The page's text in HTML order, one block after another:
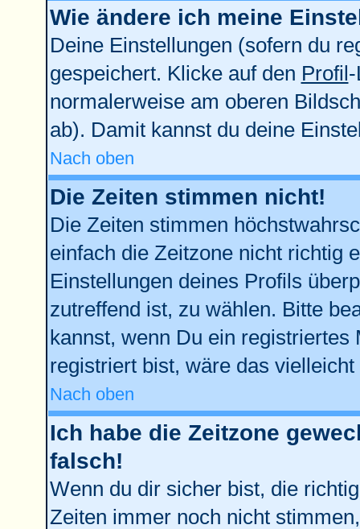
Wie ändere ich meine
Deine Einstellungen (sofern du
gespeichert. Klicke auf den Profil
normalerweise am oberen
ab). Damit kannst du deine
Nach oben
Die Zeiten stimmen nicht!
Die Zeiten stimmen
einfach die Zeitzone nicht richtig
Einstellungen deines Profils
zutreffend ist, zu wählen. Bitte
kannst, wenn Du ein
registriert bist, wäre das
Nach oben
Ich habe die Zeitzone
falsch!
Wenn du dir sicher bist, die
Zeiten immer noch nicht